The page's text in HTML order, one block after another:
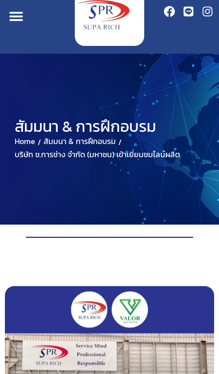
สัมมนา & การฝึกอบรม
Home / สัมมนา & การฝึกอบรม /
บริษัท ช.การช่าง จำกัด (มหาชน) เข้าเยี่ยมชมไลน์ผลิต